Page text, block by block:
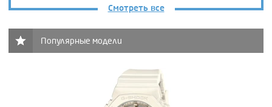
Смотреть все
Популярные модели